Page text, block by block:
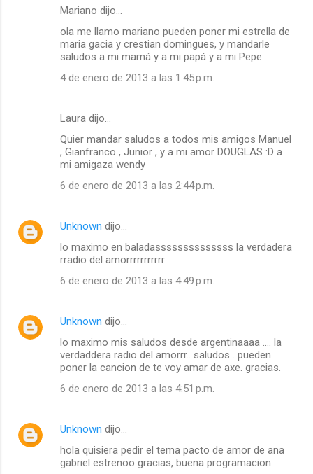
Mariano dijo…
ola me llamo mariano pueden poner mi estrella de
maria gacia y crestian domingues, y mandarle
saludos a mi mamá y a mi papá y a mi Pepe
4 de enero de 2013 a las 1:45 p.m.
Laura dijo…
Quier mandar saludos a todos mis amigos Manuel
, Gianfranco , Junior , y a mi amor DOUGLAS :D a
mi amigaza wendy
6 de enero de 2013 a las 2:44 p.m.
Unknown dijo…
lo maximo en baladassssssssssssss la verdadera
rradio del amorrrrrrrrrrr
6 de enero de 2013 a las 4:49 p.m.
Unknown dijo…
lo maximo mis saludos desde argentinaaaa .... la
verdaddera radio del amorrr.. saludos . pueden
poner la cancion de te voy amar de axe. gracias.
6 de enero de 2013 a las 4:51 p.m.
Unknown dijo…
hola quisiera pedir el tema pacto de amor de ana
gabriel estrenoo gracias, buena programacion.